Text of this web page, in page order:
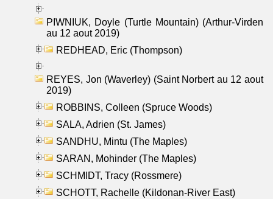
PIWNIUK, Doyle (Turtle Mountain) (Arthur-Virden
au 12 aout 2019)
REDHEAD, Eric (Thompson)
REYES, Jon (Waverley) (Saint Norbert au 12 aout
2019)
ROBBINS, Colleen (Spruce Woods)
SALA, Adrien (St. James)
SANDHU, Mintu (The Maples)
SARAN, Mohinder (The Maples)
SCHMIDT, Tracy (Rossmere)
SCHOTT, Rachelle (Kildonan-River East)